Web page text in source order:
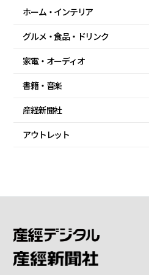
ホーム・ インテリア
グルメ・食品・ ドリンク
家電・ オーディオ
書籍・音楽
産経新聞社
アウトレット